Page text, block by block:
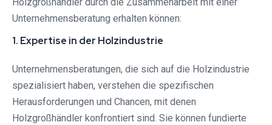
Unternehmensberatung erhalten können:
1. Expertise in der Holzindustrie
Unternehmensberatungen, die sich auf die Holzindustrie
spezialisiert haben, verstehen die spezifischen
Herausforderungen und Chancen, mit denen
Holzgroßhändler konfrontiert sind. Sie können fundierte